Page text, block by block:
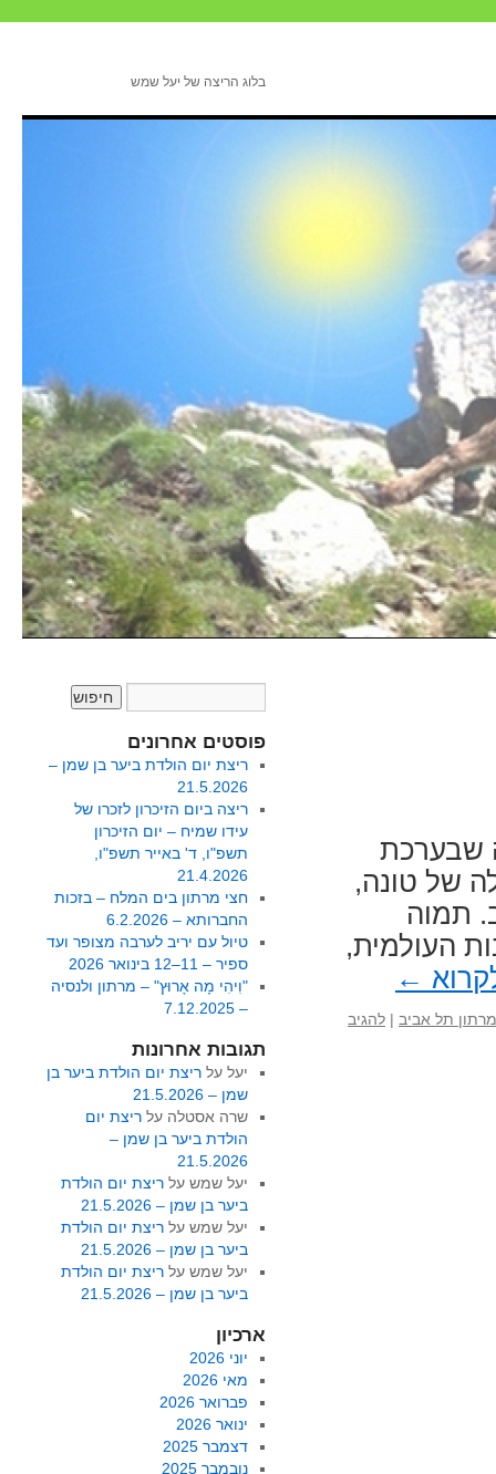
בלוג הריצה של יעל שמש
שבערכת
של טונה,
תמוה
העולמית,
←
מרתון תל אביב | להגיב
פוסטים אחרונים
ריצת יום הולדת ביער בן שמן –
21.5.2026
ריצה ביום הזיכרון לזכרו של
עידו שמיח – יום הזיכרון
תשפ"ו, ד' באייר תשפ"ו,
21.4.2026
חצי מרתון בים המלח – בזכות
החברותא – 6.2.2026
טיול עם יריב לערבה מצופר ועד
ספיר – 11–12 בינואר 2026
"וִיהִי מָה אָרוּץ" – מרתון ולנסיה
– 7.12.2025
תגובות אחרונות
יעלעל ריצת יום הולדת ביער בן
שמן – 21.5.2026
שרה אסטלה על ריצת יום
הולדת ביער בן שמן –
21.5.2026
יעל שמשעל ריצת יום הולדת
ביער בן שמן – 21.5.2026
יעל שמשעל ריצת יום הולדת
ביער בן שמן – 21.5.2026
יעל שמשעל ריצת יום הולדת
ביער בן שמן – 21.5.2026
ארכיון
יוני 2026
מאי 2026
פברואר 2026
ינואר 2026
דצמבר 2025
נובמבר 2025